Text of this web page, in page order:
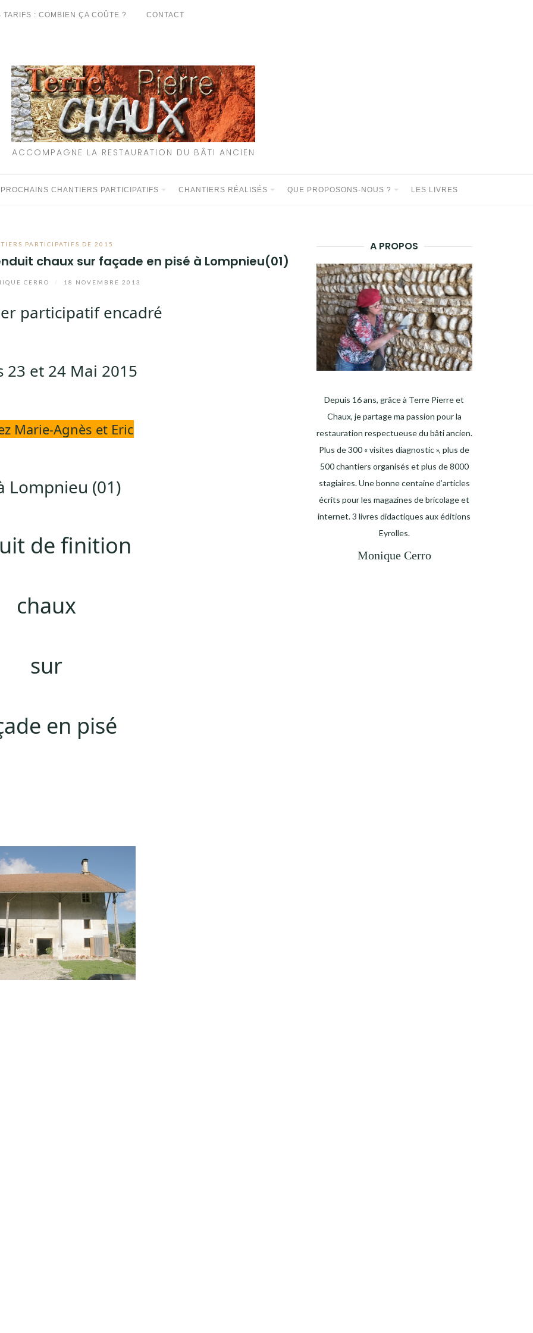
TARIFS : COMBIEN ÇA COÛTE ? CONTACT
ACCOMPAGNE LA RESTAURATION DU BÂTI ANCIEN
CHANTIERS PARTICIPATIFS CHANTIERS RÉALISÉS QUE PROPOSONS-NOUS ? LES LIVRES
PARTICIPATIFS DE 2015
chaux sur façade en pisé à Lompnieu(01)
CERRO 18 NOVEMBRE 2013
participatif encadré
23 et 24 Mai 2015
Marie-Agnès et Eric
Lompnieu (01)
de finition
chaux
sur
en pisé
A PROPOS
Depuis 16 ans, grâce à Terre Pierre et
Chaux, je partage ma passion pour la
restauration respectueuse du bâti ancien.
Plus de 300 « visites diagnostic », plus de
500 chantiers organisés et plus de 8000
stagiaires. Une bonne centaine d’articles
écrits pour les magazines de bricolage et
internet. 3 livres didactiques aux éditions
Eyrolles.
Monique Cerro